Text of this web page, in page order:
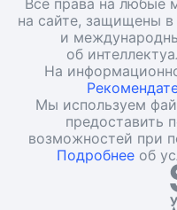
Все права на любые
на сайте, защищены
и
об
На
Мы используем
предоставить
возможностей при
Подробнее об